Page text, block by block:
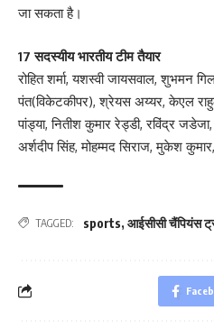
जा सकता है।
17 सदस्यीय भारतीय टीम तैयार
रोहित शर्मा, यशस्वी जायसवाल, शुभमन
पंत(विकेटकीपर), श्रेयस अय्यर, केएल
पांड्या, नितीश कुमार रेड्डी, रविंद्र
अर्शदीप सिंह, मोहम्मद सिराज, मुकेश
TAGGED: sports, आईसीसी चैंपियंस